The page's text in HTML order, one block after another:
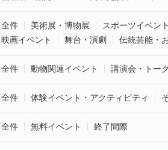
全件 美術展・博物展 スポーツイベント
映画イベント
舞台・演劇 伝統芸能・
全件 動物関連イベント 講演会・トー
全件 体験イベント・アクティビティ
全件 無料イベント 終了間際